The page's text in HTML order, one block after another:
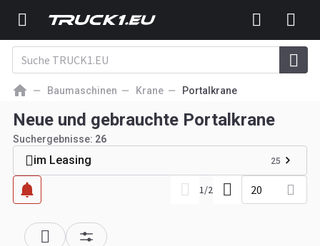
Baumaschinen Krane Portalkrane
Neue und gebrauchte Portalkrane
Suchergebnisse: 26
im Leasing 25
1/2 20